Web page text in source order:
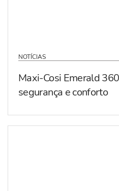
NOTÍCIAS
Maxi-Cosi Emerald
segurança e conforto